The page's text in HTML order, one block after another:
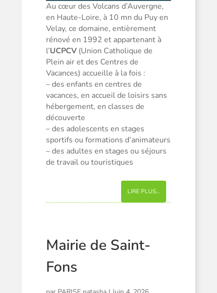
Au cœur des Volcans d’Auvergne,
en Haute-Loire, à 10 mn du Puy en
Velay, ce domaine, entièrement
rénové en 1992 et appartenant à
l’UCPCV(Union Catholique de
Plein air et des Centres de
Vacances) accueille à la fois :
– des enfants en centres de
vacances, en accueil de loisirs sans
hébergement, en classes de
découverte
– des adolescents en stages
sportifs ou formations d’animateurs
– des adultes en stages ou séjours
de travail ou touristiques
LIRE PLUS…
Mairie de Saint-
Fons